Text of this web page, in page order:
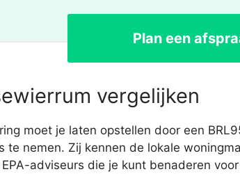
Plan een
vergelijken
moet je laten opstellen door een
nemen. Zij kennen de lokale
adviseurs die je kunt benaderen